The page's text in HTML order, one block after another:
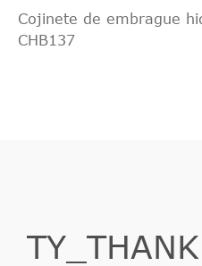
Cojinete de embrague
CHB137
TY_THANK